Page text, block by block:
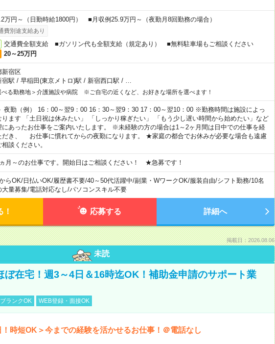
万円～（日勤時給1800円） ■月収例25.9万円～（夜勤月8回勤務の場合）
費別途支給あり
交通費全額支給 ■ガソリン代も全額支給（規定あり） ■無料駐車場もご相談ください
20～25万円
新宿区
宿駅 / 早稲田(東京メトロ)駅 / 新宿西口駅 /
べる勤務地＞介護施設や病院 ※ご自宅の近くなど、お好きな場所を選べます！
夜勤（例） 16：00～翌9：00 16：30～翌9：30 17：00～翌10：00 ※勤務時間は施設によっ
ります 「土日祝は休みたい」 「しっかり稼ぎたい」 「もう少し遅い時間から始めたい」など
にあったお仕事をご案内いたします。 ※未経験の方の場合は1～2ヶ月間は日中での仕事を経
だき、 お仕事に慣れてからの夜勤になります。 ★家庭の都合でお休みが必要な場合も遠慮
談ください。
月～のお仕事です。開始日はご相談ください！ ★急募です！
らOK/日払いOK/履歴書不要/40～50代活躍中/副業・WワークOK/服装自由/シフト勤務/10名
大量募集/電話対応なし/パソコンスキル不要
！ 応募する 詳細へ
掲載日：2026.08.06
未読
ぼ在宅！週3～4日＆16時迄OK！補助金申請のサポート業
ブランクOK WEB登録・面接OK
！時短OK＞今までの経験を活かせるお仕事！＠電話なし